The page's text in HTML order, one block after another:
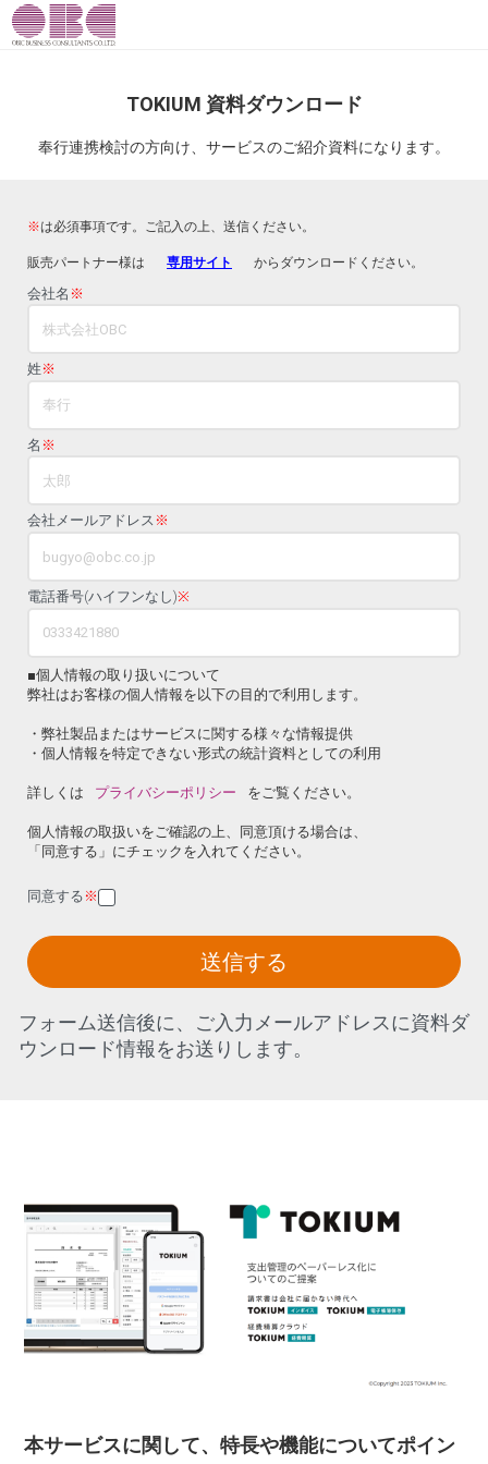
TOKIUM 資料ダウンロード
奉行連携検討の方向け、サービスのご紹介資料になります。
※は必須事項です。ご記入の上、送信ください。
販売パートナー様は 専用サイト からダウンロードください。
会社名 ※
姓 ※
名 ※
会社メールアドレス ※
電話番号(ハイフンなし)※
■個人情報の取り扱いについて
弊社はお客様の個人情報を以下の目的で利用します。
・弊社製品またはサービスに関する様々な情報提供
・個人情報を特定できない形式の統計資料としての利用
詳しくは プライバシーポリシー をご覧ください。
個人情報の取扱いをご確認の上、同意頂ける場合は、
「同意する」にチェックを入れてください。
同意する ※
送信する
フォーム送信後に、ご入力メールアドレスに資料ダ
ウンロード情報をお送りします。
本サービスに関して、特長や機能についてポイン